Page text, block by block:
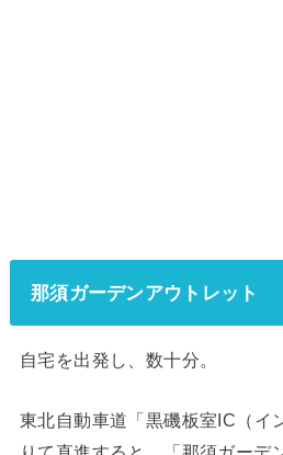
那須ガーデンアウトレット
自宅を出発し、数十分。
東北自動車道「黒磯板室IC（イ